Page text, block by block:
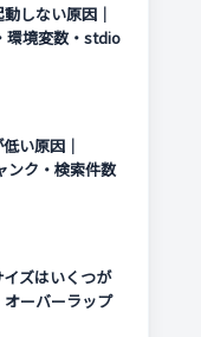
しない原因｜
環境変数・stdio
い原因｜
ンク・検索件数
ズはいくつが
ーバーラップ